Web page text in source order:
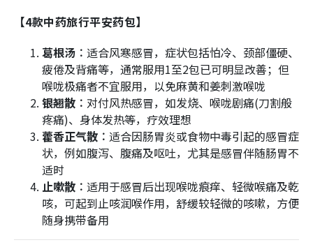
【4款中药旅行平安药包】
葛根汤︰ 适合风寒感冒，症状包括怕冷、颈部僵硬、
疲倦及背痛等，通常服用1至2包已可明显改善；但
喉咙极痛者不宜服用，以免麻黄和姜刺激喉咙
银翘散︰ 对付风热感冒，如发烧、喉咙剧痛(刀割般
疼痛)、身体发热等，疗效理想​
藿香正气散︰ 适合因肠胃炎或食物中毒引起的感冒症
状，例如腹泻、腹痛及呕吐，尤其是感冒伴随肠胃不
适时
止嗽散︰ 适用于感冒后出现喉咙痕痒、轻微喉痛及乾
咳，可起到止咳润喉作用，舒缓较轻微的咳嗽，方便
随身携带备用